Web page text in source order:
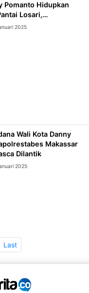
Pomanto Hidupkan
Losari,
Budaya Dunia
2025
Wali Kota Danny
Makassar
Dilantik
2025
Last